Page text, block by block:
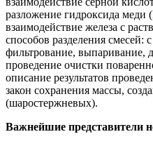
разложение гидроксида меди
взаимодействие железа с
способов разделения
фильтрование, выпаривание,
проведение очистки
описание результатов
закон сохранения массы,
(шаростержневых).
Важнейшие представители